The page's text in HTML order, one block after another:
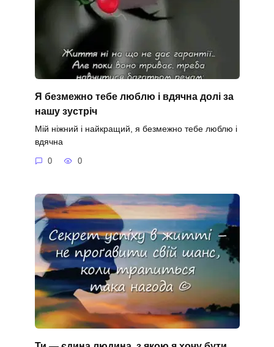
Я безмежно тебе люблю і вдячна долі за
нашу зустріч
Мій ніжний і найкращий, я безмежно тебе люблю і
вдячна
0 0